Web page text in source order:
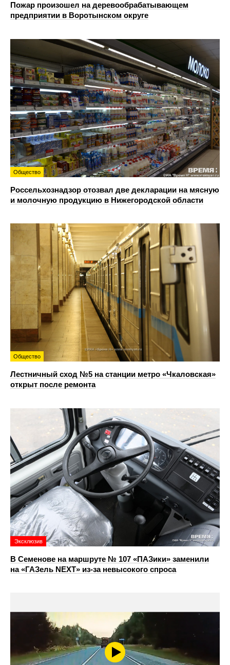
Пожар произошел на деревообрабатывающем
предприятии в Воротынском округе
Общество
Россельхознадзор отозвал две декларации на мясную
и молочную продукцию в Нижегородской области
Общество
Лестничный сход №5 на станции метро «Чкаловская»
открыт после ремонта
Эксклюзив
В Семенове на маршруте № 107 «ПАЗики» заменили
на «ГАЗель NEXT» из‑за невысокого спроса